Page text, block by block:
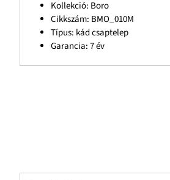
Kollekció: Boro
Cikkszám: BMO_010M
Típus: kád csaptelep
Garancia: 7 év